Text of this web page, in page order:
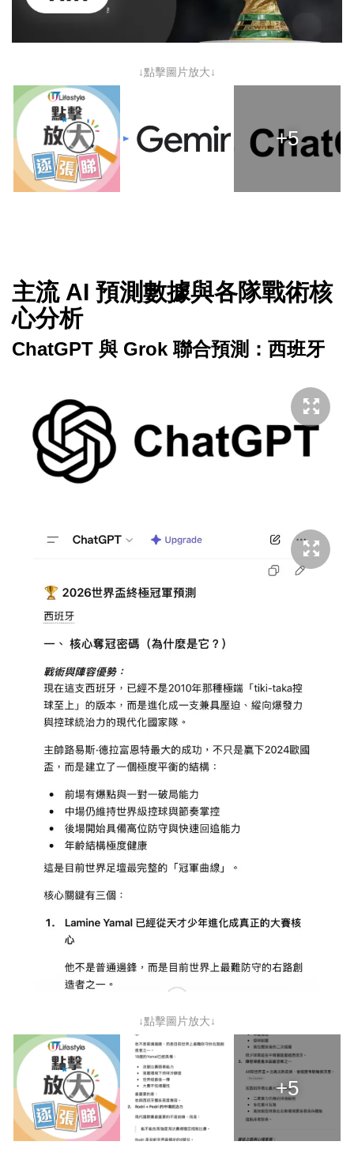
↓點擊圖片放大↓
+5
主流 AI 預測數據與各隊戰術核
心分析
ChatGPT 與 Grok 聯合預測：西班牙
↓點擊圖片放大↓
+5